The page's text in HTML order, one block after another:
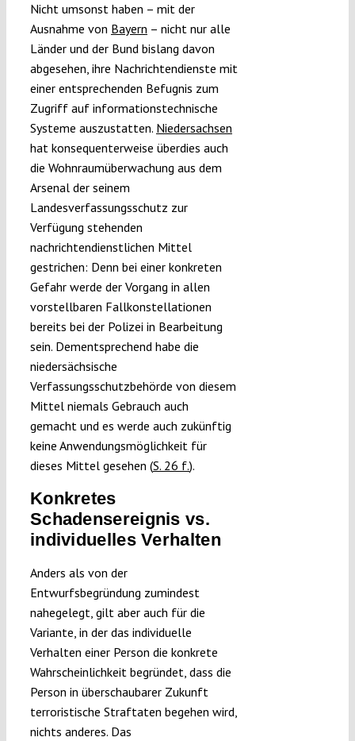
Nicht umsonst haben – mit der
Ausnahme von Bayern – nicht nur alle
Länder und der Bund bislang davon
abgesehen, ihre Nachrichtendienste mit
einer entsprechenden Befugnis zum
Zugriff auf informationstechnische
Systeme auszustatten. Niedersachsen
hat konsequenterweise überdies auch
die Wohnraumüberwachung aus dem
Arsenal der seinem
Landesverfassungsschutz zur
Verfügung stehenden
nachrichtendienstlichen Mittel
gestrichen: Denn bei einer konkreten
Gefahr werde der Vorgang in allen
vorstellbaren Fallkonstellationen
bereits bei der Polizei in Bearbeitung
sein. Dementsprechend habe die
niedersächsische
Verfassungsschutzbehörde von diesem
Mittel niemals Gebrauch auch
gemacht und es werde auch zukünftig
keine Anwendungsmöglichkeit für
dieses Mittel gesehen (S. 26 f.).
Konkretes
Schadensereignis vs.
individuelles Verhalten
Anders als von der
Entwurfsbegründung zumindest
nahegelegt, gilt aber auch für die
Variante, in der das individuelle
Verhalten einer Person die konkrete
Wahrscheinlichkeit begründet, dass die
Person in überschaubarer Zukunft
terroristische Straftaten begehen wird,
nichts anderes. Das